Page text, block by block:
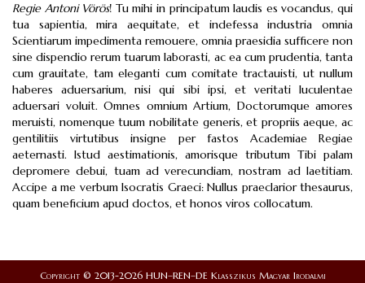
Regie Antoni Vörös! Tu mihi in principatum laudis es vocandus, qui
tua sapientia, mira aequitate, et indefessa industria omnia
Scientiarum impedimenta remouere, omnia praesidia sufficere non
sine dispendio rerum tuarum laborasti, ac ea cum prudentia, tanta
cum grauitate, tam eleganti cum comitate tractauisti, ut nullum
haberes aduersarium, nisi qui sibi ipsi, et veritati luculentae
aduersari voluit. Omnes omnium Artium, Doctorumque amores
meruisti, nomenque tuum nobilitate generis, et propriis aeque, ac
gentilitiis virtutibus insigne per fastos Academiae Regiae
aeternasti. Istud aestimationis, amorisque tributum Tibi palam
depromere debui, tuam ad verecundiam, nostram ad laetitiam.
Accipe a me verbum Isocratis Graeci: Nullus praeclarior thesaurus,
quam beneficium apud doctos, et honos viros collocatum.
Copyright © 2013-2026 HUN–REN–DE Klasszikus Magyar Irodalmi